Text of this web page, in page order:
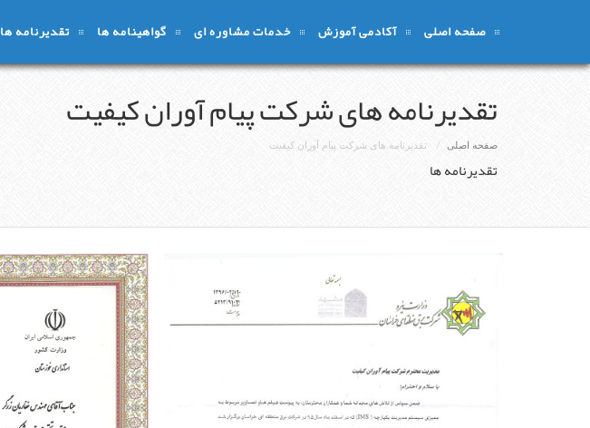
صفحه اصلی آکادمی آموزش خدمات مشاوره ای گواهینامه ها تقدیرنامه ها
تقدیرنامه های شرکت پیام آوران کیفیت
تقدیرنامه ها
صفحه اصلی تقدیرنامه های شرکت پیام آوران کیفیت